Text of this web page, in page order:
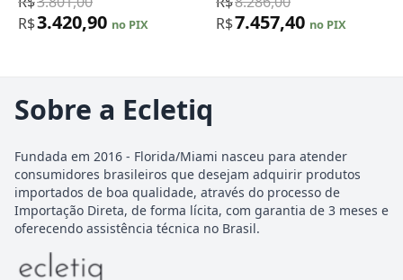
Dourado
R$3.420,90 no PIX
Vermelho e Preto
R$7.457,40 no PIX
Sobre a Ecletiq
Fundada em 2016 - Florida/Miami nasceu para atender
consumidores brasileiros que desejam adquirir produtos
importados de boa qualidade, através do processo de
Importação Direta, de forma lícita, com garantia de 3 meses e
oferecendo assistência técnica no Brasil.